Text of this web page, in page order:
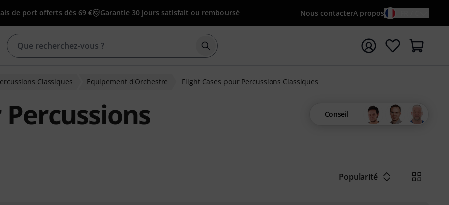
de port offerts dès 69 € Garantie 30 jours satisfait ou remboursé Nous contacterA propos
Démarrer la recherche avec le terme de recherche
Classiques Equipement d'Orchestre Flight Cases pour Percussions Classiques
Conseil
Popularité